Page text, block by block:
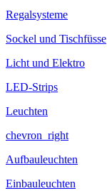
Regalsysteme
Sockel und Tischfüsse
Licht und Elektro
LED-Strips
Leuchten
chevron_right
Aufbauleuchten
Einbauleuchten